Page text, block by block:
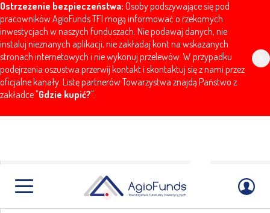
Ostrzeżenie bezpieczeństwa: Osoby podszywające się pod
pracowników AgioFunds TFI mogą informować o rzekomych
inwestycjach w naszych funduszach. Nie podawaj danych, nie
instaluj nieznanych aplikacji, nie zakładaj kont na wskazanych
stronach internetowych i nie wykonuj przelewów. W przypadku
podejrzenia oszustwa przerwij kontakt i skontaktuj się z nami przez
oficjalne kanały. Listę partnerów Towarzystwa znajdą Państwo z
zakładce "Gdzie kupić?".
AgioFunds emerytura